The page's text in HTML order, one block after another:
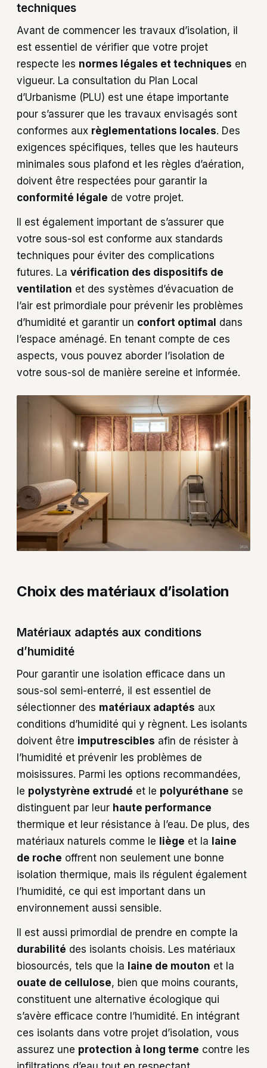
techniques
Avant de commencer les travaux d’isolation, il
est essentiel de vérifier que votre projet
respecte les normes légales et techniques en
vigueur. La consultation du Plan Local
d’Urbanisme (PLU) est une étape importante
pour s’assurer que les travaux envisagés sont
conformes aux règlementations locales. Des
exigences spécifiques, telles que les hauteurs
minimales sous plafond et les règles d’aération,
doivent être respectées pour garantir la
conformité légale de votre projet.
Il est également important de s’assurer que
votre sous-sol est conforme aux standards
techniques pour éviter des complications
futures. La vérification des dispositifs de
ventilation et des systèmes d’évacuation de
l’air est primordiale pour prévenir les problèmes
d’humidité et garantir un confort optimal dans
l’espace aménagé. En tenant compte de ces
aspects, vous pouvez aborder l’isolation de
votre sous-sol de manière sereine et informée.
Choix des matériaux d’isolation
Matériaux adaptés aux conditions
d’humidité
Pour garantir une isolation efficace dans un
sous-sol semi-enterré, il est essentiel de
sélectionner des matériaux adaptés aux
conditions d’humidité qui y règnent. Les isolants
doivent être imputrescibles afin de résister à
l’humidité et prévenir les problèmes de
moisissures. Parmi les options recommandées,
le polystyrène extrudé et le polyuréthane se
distinguent par leur haute performance
thermique et leur résistance à l’eau. De plus, des
matériaux naturels comme le liège et la laine
de roche offrent non seulement une bonne
isolation thermique, mais ils régulent également
l’humidité, ce qui est important dans un
environnement aussi sensible.
Il est aussi primordial de prendre en compte la
durabilité des isolants choisis. Les matériaux
biosourcés, tels que la laine de mouton et la
ouate de cellulose, bien que moins courants,
constituent une alternative écologique qui
s’avère efficace contre l’humidité. En intégrant
ces isolants dans votre projet d’isolation, vous
assurez une protection à long terme contre les